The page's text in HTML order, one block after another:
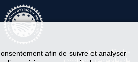
Mentions légales
afin de suivre et analyser